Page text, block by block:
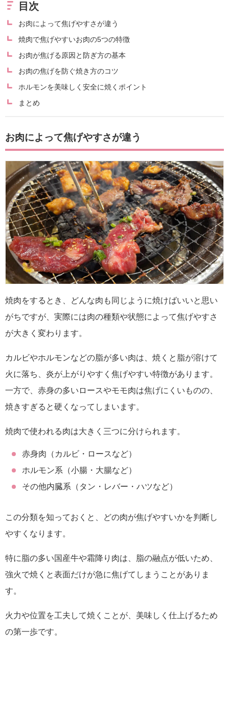
目次
お肉によって焦げやすさが違う
焼肉で焦げやすいお肉の5つの特徴
お肉が焦げる原因と防ぎ方の基本
お肉の焦げを防ぐ焼き方のコツ
ホルモンを美味しく安全に焼くポイント
まとめ
お肉によって焦げやすさが違う
焼肉をするとき、どんな肉も同じように焼けばいいと思い
がちですが、実際には肉の種類や状態によって焦げやすさ
が大きく変わります。
カルビやホルモンなどの脂が多い肉は、焼くと脂が溶けて
火に落ち、炎が上がりやすく焦げやすい特徴があります。
一方で、赤身の多いロースやモモ肉は焦げにくいものの、
焼きすぎると硬くなってしまいます。
焼肉で使われる肉は大きく三つに分けられます。
赤身肉（カルビ・ロースなど）
ホルモン系（小腸・大腸など）
その他内臓系（タン・レバー・ハツなど）
この分類を知っておくと、どの肉が焦げやすいかを判断し
やすくなります。
特に脂の多い国産牛や霜降り肉は、脂の融点が低いため、
強火で焼くと表面だけが急に焦げてしまうことがありま
す。
火力や位置を工夫して焼くことが、美味しく仕上げるため
の第一歩です。